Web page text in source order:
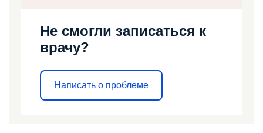
Не смогли записаться к
врачу?
Написать о проблеме